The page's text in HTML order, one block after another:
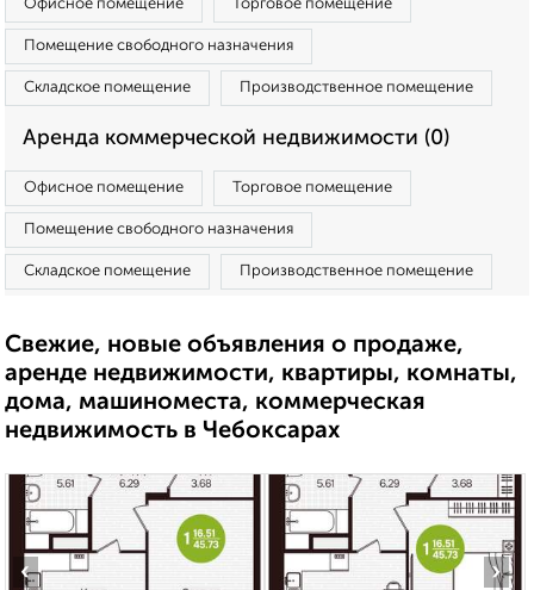
Офисное помещение Торговое помещение
Помещение свободного назначения
Складское помещение Производственное помещение
Аренда коммерческой недвижимости (0)
Офисное помещение Торговое помещение
Помещение свободного назначения
Складское помещение Производственное помещение
Свежие, новые объявления о продаже,
аренде недвижимости, квартиры, комнаты,
дома, машиноместа, коммерческая
недвижимость в Чебоксарах
‹ ›